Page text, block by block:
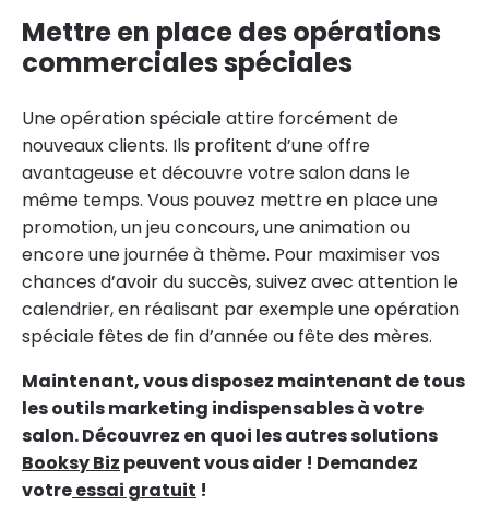
Mettre en place des opérations
commerciales spéciales
Une opération spéciale attire forcément de
nouveaux clients. Ils profitent d’une offre
avantageuse et découvre votre salon dans le
même temps. Vous pouvez mettre en place une
promotion, un jeu concours, une animation ou
encore une journée à thème. Pour maximiser vos
chances d’avoir du succès, suivez avec attention le
calendrier, en réalisant par exemple une opération
spéciale fêtes de fin d’année ou fête des mères.
Maintenant, vous disposez maintenant de tous
les outils marketing indispensables à votre
salon. Découvrez en quoi les autres solutions
Booksy Biz peuvent vous aider ! Demandez
votreessai gratuit !